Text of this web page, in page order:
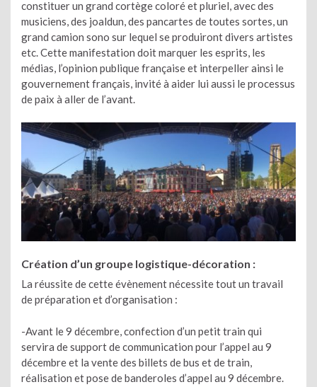
constituer un grand cortège coloré et pluriel, avec des
musiciens, des joaldun, des pancartes de toutes sortes, un
grand camion sono sur lequel se produiront divers artistes
etc. Cette manifestation doit marquer les esprits, les
médias, l’opinion publique française et interpeller ainsi le
gouvernement français, invité à aider lui aussi le processus
de paix à aller de l’avant.
Création d’un groupe logistique-décoration :
La réussite de cette évènement nécessite tout un travail
de préparation et d’organisation :
-Avant le 9 décembre, confection d’un petit train qui
servira de support de communication pour l’appel au 9
décembre et la vente des billets de bus et de train,
réalisation et pose de banderoles d’appel au 9 décembre.